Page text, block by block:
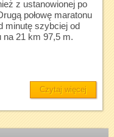
z ustanowionej po
połowę maratonu
minutę szybciej od
na 21 km 97,5 m.
Czytaj więcej